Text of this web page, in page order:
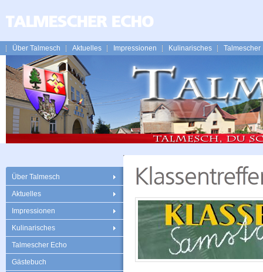
Über Talmesch Aktuelles Impressionen Kulinarisches Talmescher
Über Talmesch
Aktuelles
Impressionen
Kulinarisches
Talmescher Echo
Gästebuch